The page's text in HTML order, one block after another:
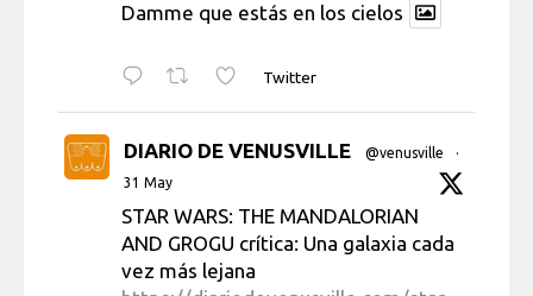
Damme que estás en los cielos
Twitter
DIARIO DE VENUSVILLE @venusville
·
31 May
STAR WARS: THE MANDALORIAN
AND GROGU crítica: Una galaxia cada
vez más lejana